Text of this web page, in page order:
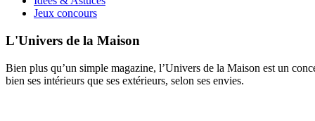
Jeux concours
L'Univers de la Maison
Bien plus qu’un simple magazine, l’Univers de la Maison est un
bien ses intérieurs que ses extérieurs, selon ses envies.